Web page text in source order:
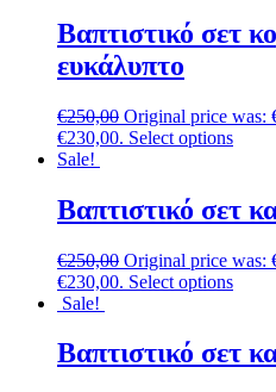
Βαπτιστικό σετ
ευκάλυπτο
€250,00 Original price was:
€230,00. Select options
Sale!
Βαπτιστικό σετ
€250,00 Original price was:
€230,00. Select options
Sale!
Βαπτιστικό σετ